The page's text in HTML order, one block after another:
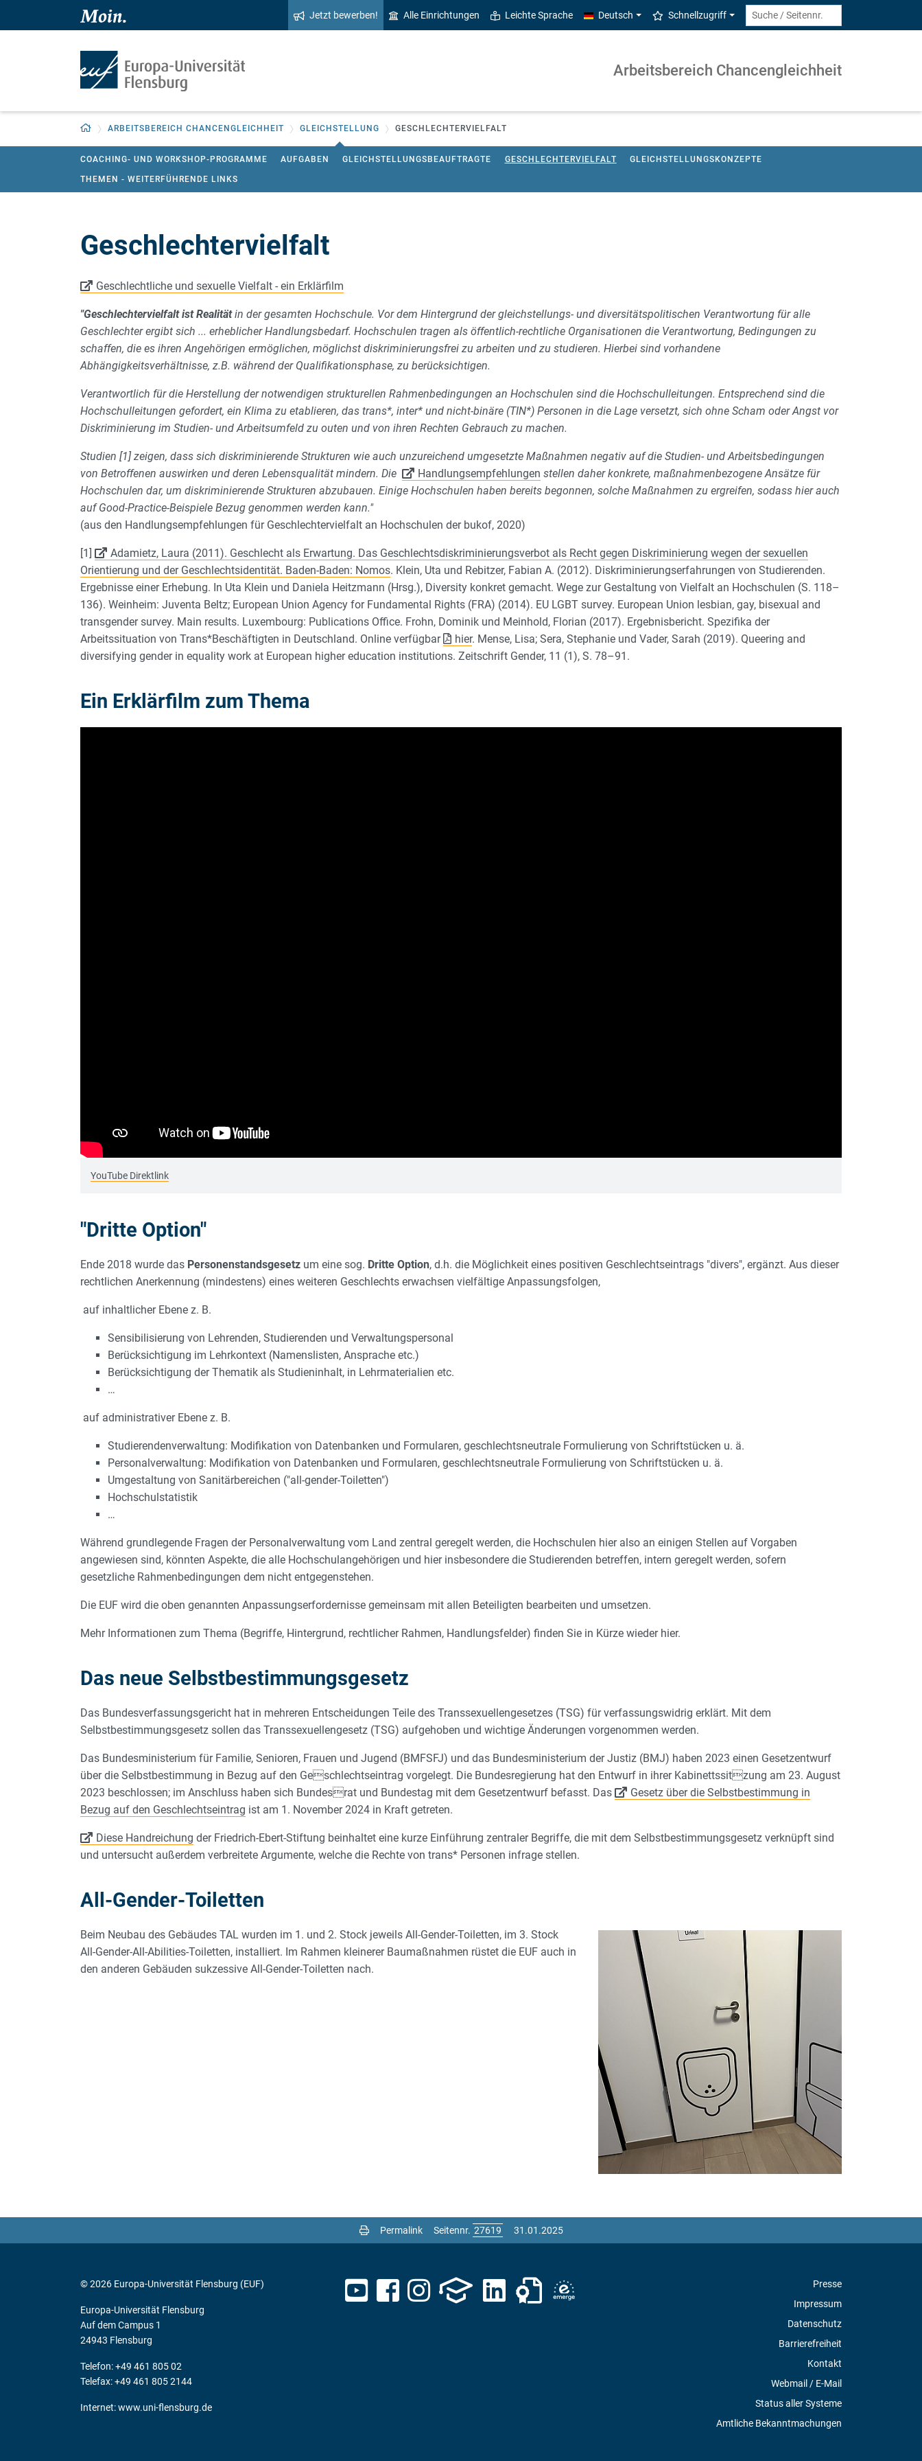
Zum Hauptinhalt springen
Zur Navigation springen
Jetzt bewerben! Alle Einrichtungen Leichte Sprache Deutsch Schnellzugriff
Arbeitsbereich Chancengleichheit
Zurück zur Startseite
ARBEITSBEREICH CHANCENGLEICHHEIT GLEICHSTELLUNG GESCHLECHTERVIELFALT
COACHING- UND WORKSHOP-PROGRAMME AUFGABEN GLEICHSTELLUNGSBEAUFTRAGTE GESCHLECHTERVIELFALT GLEICHSTELLUNGSKONZEPTE
THEMEN - WEITERFÜHRENDE LINKS
Geschlechtervielfalt
Geschlechtliche und sexuelle Vielfalt - ein Erklärfilm
"Geschlechtervielfalt ist Realitätin der gesamten Hochschule. Vor dem Hintergrund der gleichstellungs- und diversitätspolitischen Verantwortung für alle
Geschlechter ergibt sich ... erheblicher Handlungsbedarf. Hochschulen tragen als öffentlich-rechtliche Organisationen die Verantwortung, Bedingungen zu
schaffen, die es ihren Angehörigen ermöglichen, möglichst diskriminierungsfrei zu arbeiten und zu studieren. Hierbei sind vorhandene
Abhängigkeitsverhältnisse, z.B. während der Qualifikationsphase, zu berücksichtigen.
Verantwortlich für die Herstellung der notwendigen strukturellen Rahmenbedingungen an Hochschulen sind die Hochschulleitungen. Entsprechend sind die
Hochschulleitungen gefordert, ein Klima zu etablieren, das trans*, inter* und nicht-binäre (TIN*) Personen in die Lage versetzt, sich ohne Scham oder Angst vor
Diskriminierung im Studien- und Arbeitsumfeld zu outen und von ihren Rechten Gebrauch zu machen.
Studien [1] zeigen, dass sich diskriminierende Strukturen wie auch unzureichend umgesetzte Maßnahmen negativ auf die Studien- und Arbeitsbedingungen
von Betroffenen auswirken und deren Lebensqualität mindern. Die
Handlungsempfehlungen stellen daher konkrete, maßnahmenbezogene Ansätze für
Hochschulen dar, um diskriminierende Strukturen abzubauen. Einige Hochschulen haben bereits begonnen, solche Maßnahmen zu ergreifen, sodass hier auch
auf Good-Practice-Beispiele Bezug genommen werden kann."
(aus den Handlungsempfehlungen für Geschlechtervielfalt an Hochschulen der bukof, 2020)
[1]
Adamietz, Laura (2011). Geschlecht als Erwartung. Das Geschlechtsdiskriminierungsverbot als Recht gegen Diskriminierung wegen der sexuellen
Orientierung und der Geschlechtsidentität. Baden-Baden: Nomos. Klein, Uta und Rebitzer, Fabian A. (2012). Diskriminierungserfahrungen von Studierenden.
Ergebnisse einer Erhebung. In Uta Klein und Daniela Heitzmann (Hrsg.), Diversity konkret gemacht. Wege zur Gestaltung von Vielfalt an Hochschulen (S. 118–
136). Weinheim: Juventa Beltz; European Union Agency for Fundamental Rights (FRA) (2014). EU LGBT survey. European Union lesbian, gay, bisexual and
transgender survey. Main results. Luxembourg: Publications Office. Frohn, Dominik und Meinhold, Florian (2017). Ergebnisbericht. Spezifika der
Arbeitssituation von Trans*Beschäftigten in Deutschland. Online verfügbar
hier. Mense, Lisa; Sera, Stephanie und Vader, Sarah (2019). Queering and
diversifying gender in equality work at European higher education institutions. Zeitschrift Gender, 11 (1), S. 78–91.
Ein Erklärfilm zum Thema
YouTube Direktlink
"Dritte Option"
Ende 2018 wurde das Personenstandsgesetz um eine sog. Dritte Option, d.h. die Möglichkeit eines positiven Geschlechtseintrags "divers", ergänzt. Aus dieser
rechtlichen Anerkennung (mindestens) eines weiteren Geschlechts erwachsen vielfältige Anpassungsfolgen,
auf inhaltlicher Ebene z. B.
Sensibilisierung von Lehrenden, Studierenden und Verwaltungspersonal
Berücksichtigung im Lehrkontext (Namenslisten, Ansprache etc.)
Berücksichtigung der Thematik als Studieninhalt, in Lehrmaterialien etc.
…
auf administrativer Ebene z. B.
Studierendenverwaltung: Modifikation von Datenbanken und Formularen, geschlechtsneutrale Formulierung von Schriftstücken u. ä.
Personalverwaltung: Modifikation von Datenbanken und Formularen, geschlechtsneutrale Formulierung von Schriftstücken u. ä.
Umgestaltung von Sanitärbereichen ("all-gender-Toiletten")
Hochschulstatistik
…
Während grundlegende Fragen der Personalverwaltung vom Land zentral geregelt werden, die Hochschulen hier also an einigen Stellen auf Vorgaben
angewiesen sind, könnten Aspekte, die alle Hochschulangehörigen und hier insbesondere die Studierenden betreffen, intern geregelt werden, sofern
gesetzliche Rahmenbedingungen dem nicht entgegenstehen.
Die EUF wird die oben genannten Anpassungserfordernisse gemeinsam mit allen Beteiligten bearbeiten und umsetzen.
Mehr Informationen zum Thema (Begriffe, Hintergrund, rechtlicher Rahmen, Handlungsfelder) finden Sie in Kürze wieder hier.
Das neue Selbstbestimmungsgesetz
Das Bundesverfassungsgericht hat in mehreren Entscheidungen Teile des Transsexuellengesetzes (TSG) für verfassungswidrig erklärt. Mit dem
Selbstbestimmungsgesetz sollen das Transsexuellengesetz (TSG) aufgehoben und wichtige Änderungen vorgenommen werden.
Das Bundesministerium für Familie, Senioren, Frauen und Jugend (BMFSFJ) und das Bundesministerium der Justiz (BMJ) haben 2023 einen Gesetzentwurf
über die Selbstbestimmung in Bezug auf den Geschlechtseintrag vorgelegt. Die Bundesregierung hat den Entwurf in ihrer Kabinettssitzung am 23. August
2023 beschlossen; im Anschluss haben sich Bundesrat und Bundestag mit dem Gesetzentwurf befasst. Das
Gesetz über die Selbstbestimmung in
Bezug auf den Geschlechtseintrag ist am 1. November 2024 in Kraft getreten.
Diese Handreichung der Friedrich-Ebert-Stiftung beinhaltet eine kurze Einführung zentraler Begriffe, die mit dem Selbstbestimmungsgesetz verknüpft sind
und untersucht außerdem verbreitete Argumente, welche die Rechte von trans* Personen infrage stellen.
All-Gender-Toiletten
Beim Neubau des Gebäudes TAL wurden im 1. und 2. Stock jeweils All-Gender-Toiletten, im 3. Stock
All-Gender-All-Abilities-Toiletten, installiert. Im Rahmen kleinerer Baumaßnahmen rüstet die EUF auch in
den anderen Gebäuden sukzessive All-Gender-Toiletten nach.
Permalink Seitennr. 31.01.2025
Presse
Impressum
Datenschutz
Barrierefreiheit
Kontakt
Webmail / E-Mail
Status aller Systeme
Amtliche Bekanntmachungen
© 2026 Europa-Universität Flensburg (EUF)
Europa-Universität Flensburg
Auf dem Campus 1
24943 Flensburg
Telefon: +49 461 805 02
Telefax: +49 461 805 2144
Internet:www.uni-flensburg.de